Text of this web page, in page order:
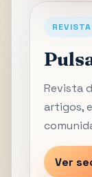
REVISTA
Revista
artigos,
Ver